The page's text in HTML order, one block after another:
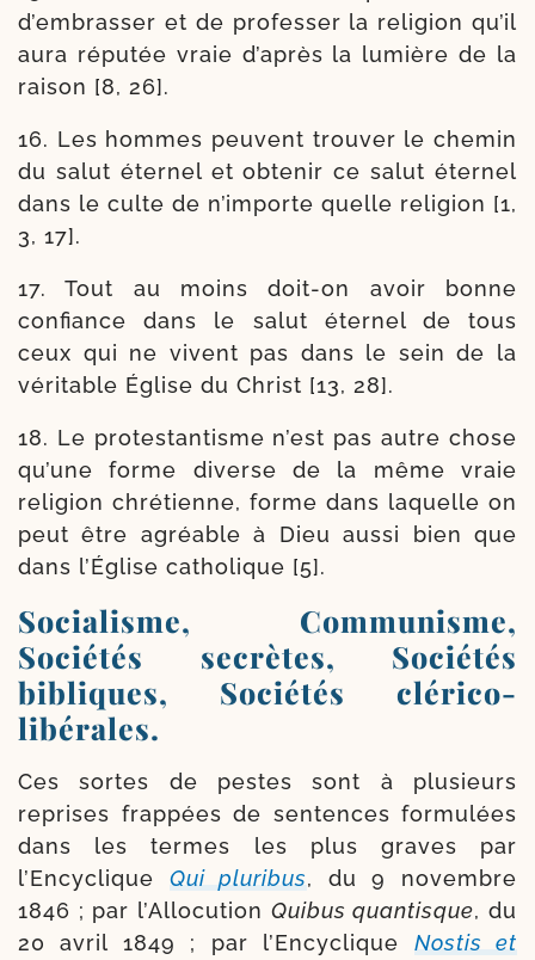
d’embrasser et de pro­fes­ser la reli­gion qu’il
aura répu­tée vraie d’a­près la lumière de la
rai­son [8, 26].
16. Les hommes peuvent trou­ver le che­min
du salut éter­nel et obte­nir ce salut éter­nel
dans le culte de n’im­porte quelle reli­gion [1,
3, 17].
17. Tout au moins doit-​on avoir bonne
confiance dans le salut éter­nel de tous
ceux qui ne vivent pas dans le sein de la
véri­table Église du Christ [13, 28].
18. Le pro­tes­tan­tisme n’est pas autre chose
qu’une forme diverse de la même vraie
reli­gion chré­tienne, forme dans laquelle on
peut être agréable à Dieu aus­si bien que
dans l’Église catho­lique [5].
Socialisme, Communisme,
Sociétés secrètes, Sociétés
bibliques, Sociétés clérico-
libérales.
Ces sortes de pestes sont à plu­sieurs
reprises frap­pées de sen­tences for­mu­lées
dans les termes les plus graves par
l’Encyclique Qui plu­ri­bus, du 9 novembre
1846 ; par l’Allocution Quibus quan­tisque, du
20 avril 1849 ; par l’Encyclique Nostis et